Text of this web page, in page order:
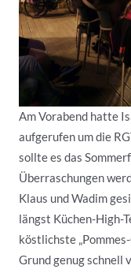
Am Vorabend hatte
aufgerufen um die
sollte es das
Überraschungen
Klaus und Wadim
längst Küchen-High-
köstlichste
Grund genug schnell